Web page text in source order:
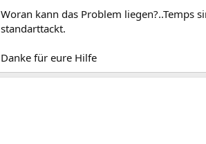
Woran kann das Problem liegen?..Temps
standarttackt.
Danke für eure Hilfe